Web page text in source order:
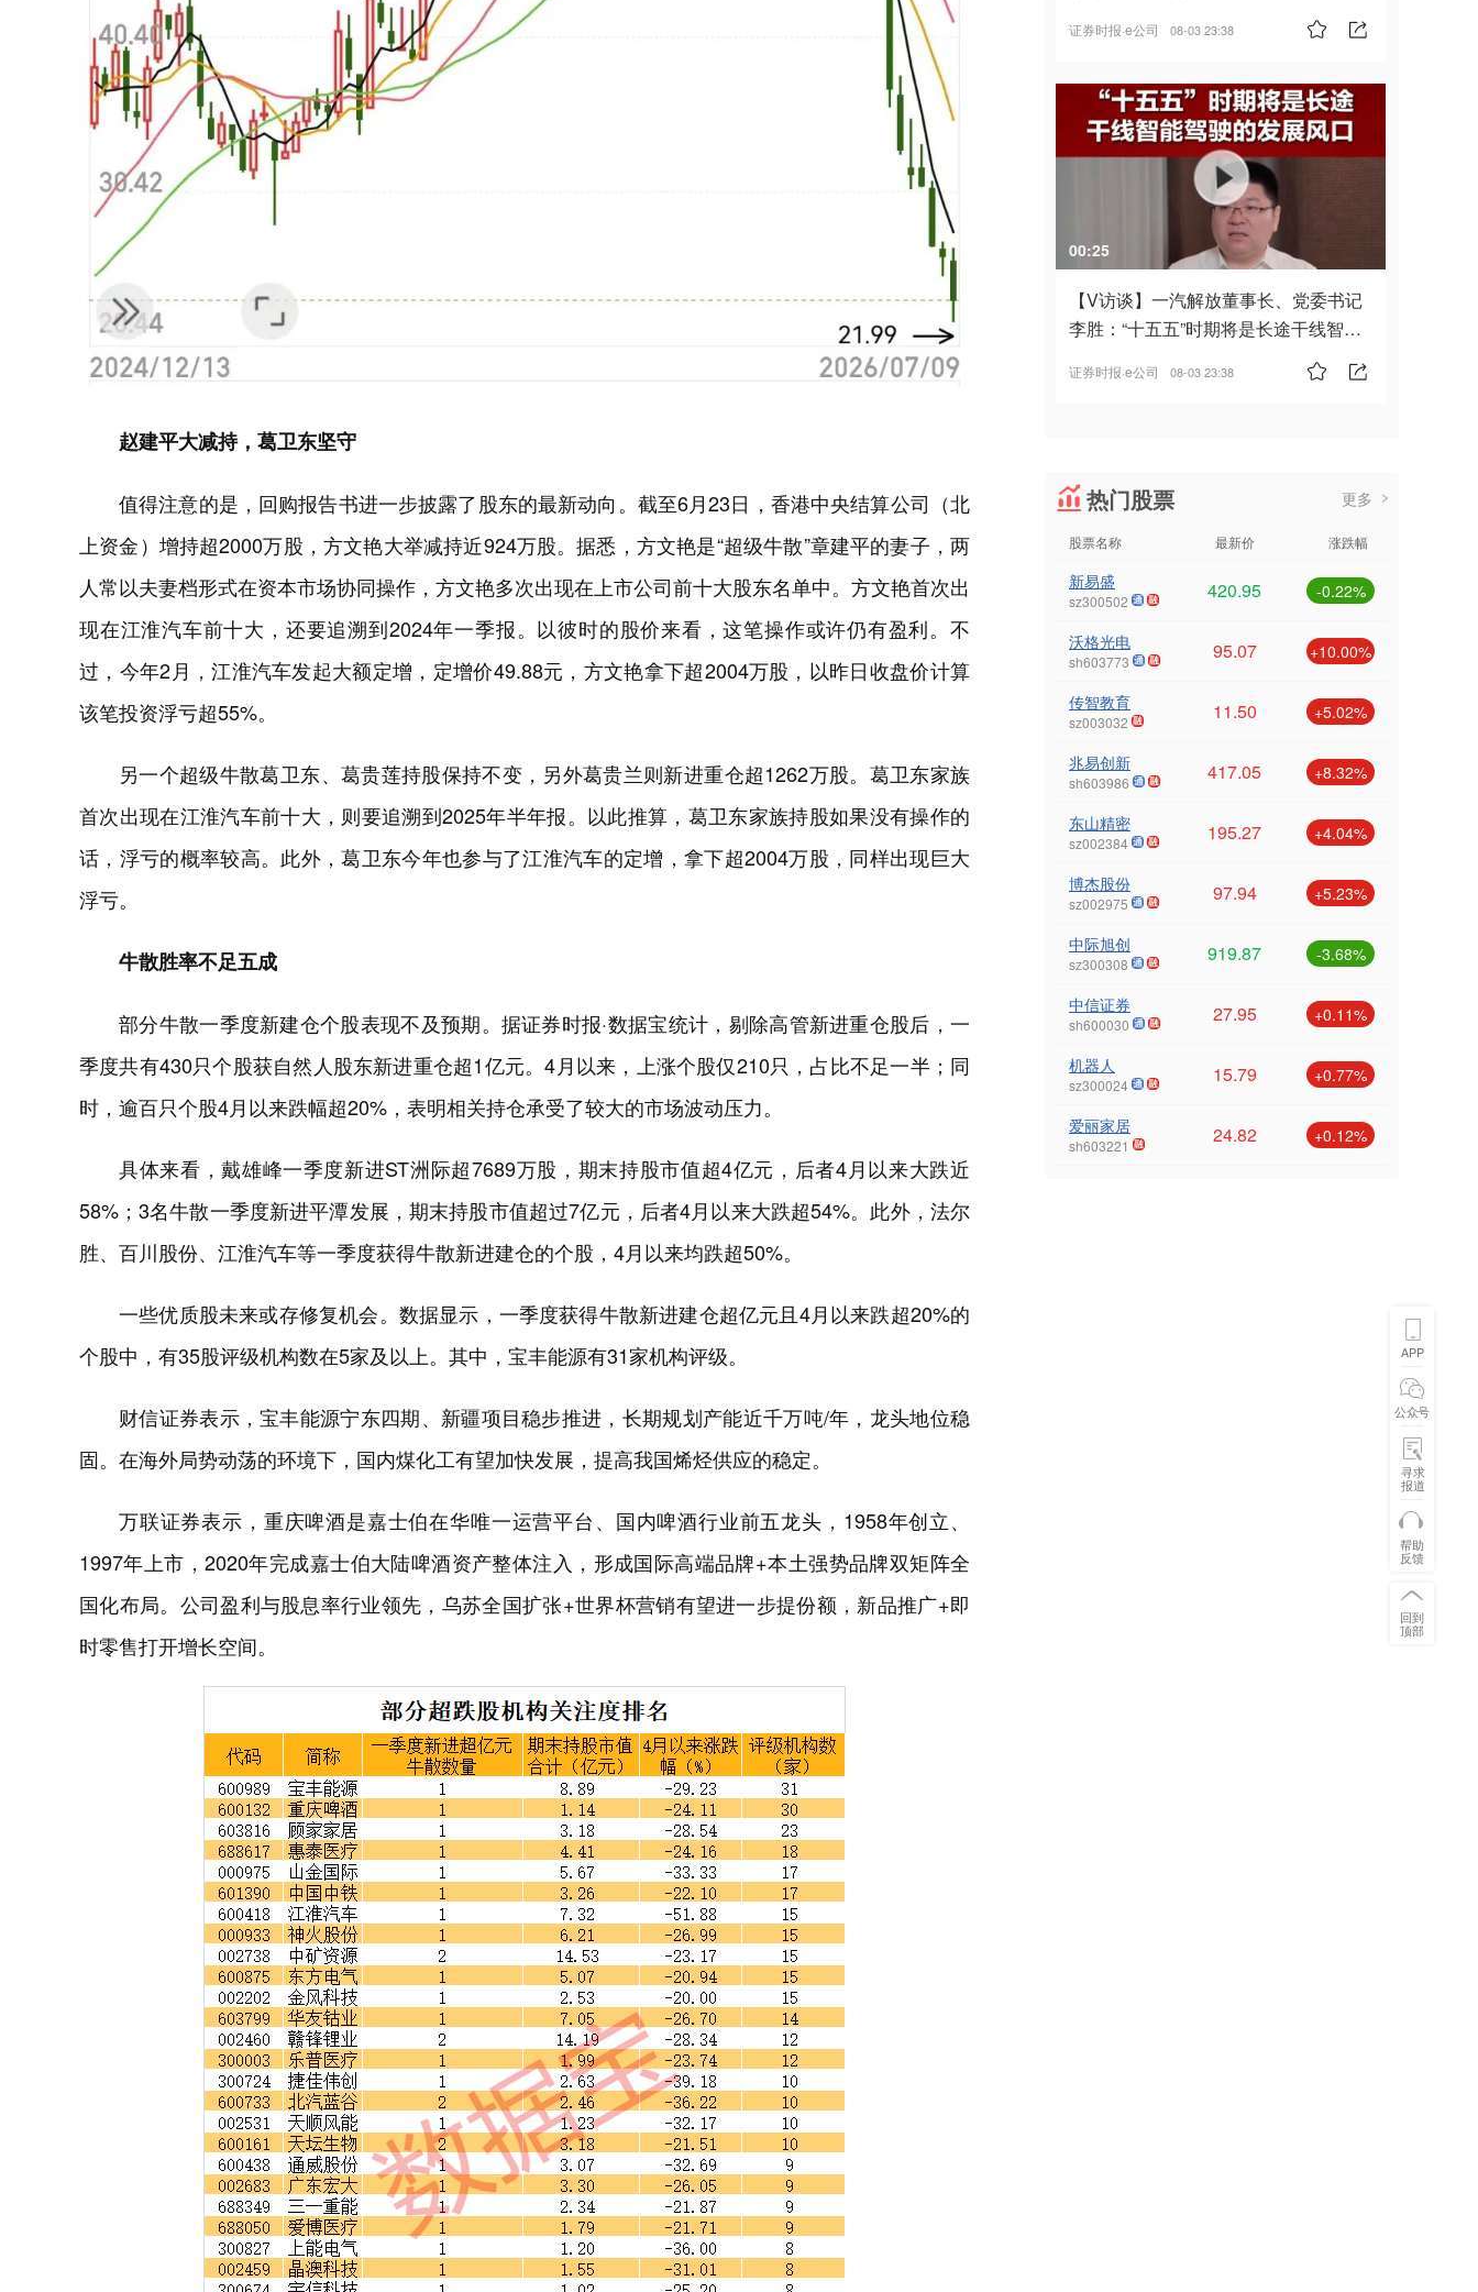
赵建平大减持，葛卫东坚守
值得注意的是，回购报告书进一步披露了股东的最新动向。截至6月23日，香港中央结算公司（北
上资金）增持超2000万股，方文艳大举减持近924万股。据悉，方文艳是“超级牛散”章建平的妻子，两
人常以夫妻档形式在资本市场协同操作，方文艳多次出现在上市公司前十大股东名单中。方文艳首次出
现在江淮汽车前十大，还要追溯到2024年一季报。以彼时的股价来看，这笔操作或许仍有盈利。不
过，今年2月，江淮汽车发起大额定增，定增价49.88元，方文艳拿下超2004万股，以昨日收盘价计算
该笔投资浮亏超55%。
另一个超级牛散葛卫东、葛贵莲持股保持不变，另外葛贵兰则新进重仓超1262万股。葛卫东家族
首次出现在江淮汽车前十大，则要追溯到2025年半年报。以此推算，葛卫东家族持股如果没有操作的
话，浮亏的概率较高。此外，葛卫东今年也参与了江淮汽车的定增，拿下超2004万股，同样出现巨大
浮亏。
牛散胜率不足五成
部分牛散一季度新建仓个股表现不及预期。据证券时报·数据宝统计，剔除高管新进重仓股后，一
季度共有430只个股获自然人股东新进重仓超1亿元。4月以来，上涨个股仅210只，占比不足一半；同
时，逾百只个股4月以来跌幅超20%，表明相关持仓承受了较大的市场波动压力。
具体来看，戴雄峰一季度新进ST洲际超7689万股，期末持股市值超4亿元，后者4月以来大跌近
58%；3名牛散一季度新进平潭发展，期末持股市值超过7亿元，后者4月以来大跌超54%。此外，法尔
胜、百川股份、江淮汽车等一季度获得牛散新进建仓的个股，4月以来均跌超50%。
一些优质股未来或存修复机会。数据显示，一季度获得牛散新进建仓超亿元且4月以来跌超20%的
个股中，有35股评级机构数在5家及以上。其中，宝丰能源有31家机构评级。
财信证券表示，宝丰能源宁东四期、新疆项目稳步推进，长期规划产能近千万吨/年，龙头地位稳
固。在海外局势动荡的环境下，国内煤化工有望加快发展，提高我国烯烃供应的稳定。
万联证券表示，重庆啤酒是嘉士伯在华唯一运营平台、国内啤酒行业前五龙头，1958年创立、
1997年上市，2020年完成嘉士伯大陆啤酒资产整体注入，形成国际高端品牌+本土强势品牌双矩阵全
国化布局。公司盈利与股息率行业领先，乌苏全国扩张+世界杯营销有望进一步提份额，新品推广+即
时零售打开增长空间。
证券时报·e公司 08-03 23:38
00:25
【V访谈】一汽解放董事长、党委书记
李胜：“十五五”时期将是长途干线智能
证券时报·e公司 08-03 23:38
热门股票 更多
股票名称 最新价 涨跌幅
新易盛
sz300502 420.95 -0.22%
沃格光电
sh603773 95.07 +10.00%
传智教育
sz003032 11.50 +5.02%
兆易创新
sh603986 417.05 +8.32%
东山精密
sz002384 195.27 +4.04%
博杰股份
sz002975 97.94 +5.23%
中际旭创
sz300308 919.87 -3.68%
中信证券
sh600030 27.95 +0.11%
机器人
sz300024 15.79 +0.77%
爱丽家居
sh603221 24.82 +0.12%
APP
公众号
寻求
报道
帮助
反馈
回到
顶部